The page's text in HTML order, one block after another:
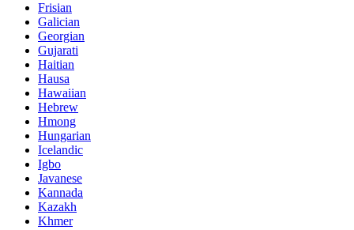
Frisian
Galician
Georgian
Gujarati
Haitian
Hausa
Hawaiian
Hebrew
Hmong
Hungarian
Icelandic
Igbo
Javanese
Kannada
Kazakh
Khmer